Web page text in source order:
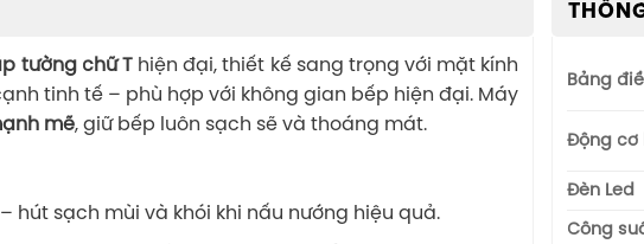
tường chữ Thiện đại, thiết kế sang trọng với mặt kính
tinh tế – phù hợp với không gian bếp hiện đại. Máy
mẽ, giữ bếp luôn sạch sẽ và thoáng mát.
hút sạch mùi và khói khi nấu nướng hiệu quả.
Bảng
Động cơ
Đèn Led
Công